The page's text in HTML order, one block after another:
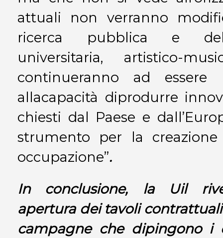
attuali non verranno
ricerca pubblica e
universitaria, artistico-
continueranno ad essere
allacapacità diprodurre
chiesti dal Paese e
strumento per la
occupazione”.
In conclusione, la Uil
apertura dei tavoli
campagne che dipingono i